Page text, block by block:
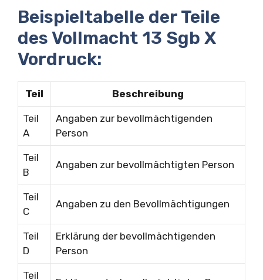
Beispieltabelle der Teile
des Vollmacht 13 Sgb X
Vordruck:
Teil Beschreibung
Teil
A
Angaben zur bevollmächtigenden
Person
Teil
B
Angaben zur bevollmächtigten Person
Teil
C
Angaben zu den Bevollmächtigungen
Teil
D
Erklärung der bevollmächtigenden
Person
Teil